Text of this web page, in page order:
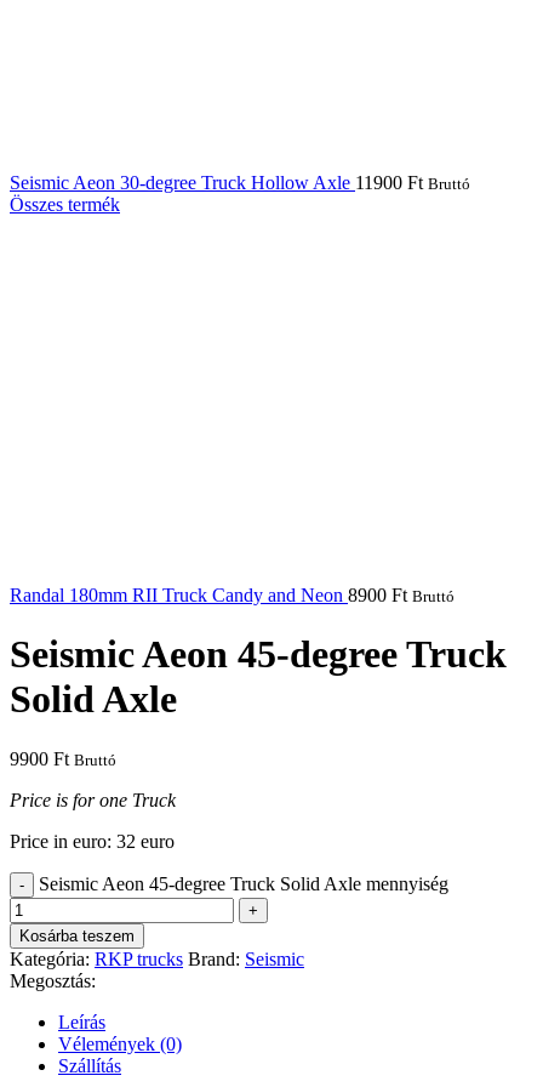
Seismic Aeon 30-degree Truck Hollow Axle 11900 Ft Bruttó
Összes termék
Randal 180mm RII Truck Candy and Neon 8900 Ft Bruttó
Seismic Aeon 45-degree Truck
Solid Axle
9900 Ft Bruttó
Price is for one Truck
Price in euro: 32 euro
Seismic Aeon 45-degree Truck Solid Axle mennyiség
Kosárba teszem
Kategória: RKP trucks Brand: Seismic
Megosztás:
Leírás
Vélemények (0)
Szállítás